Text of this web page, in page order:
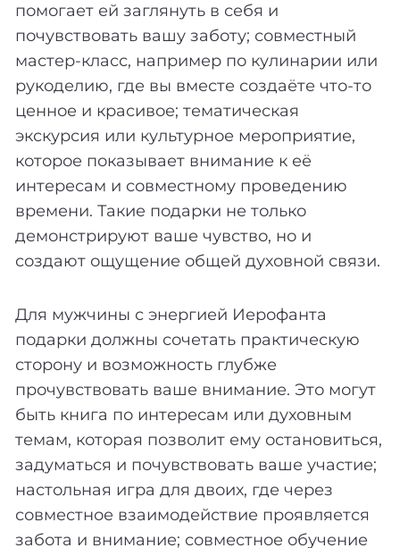
помогает ей заглянуть в себя и
почувствовать вашу заботу; совместный
мастер-класс, например по кулинарии или
рукоделию, где вы вместе создаёте что-то
ценное и красивое; тематическая
экскурсия или культурное мероприятие,
которое показывает внимание к её
интересам и совместному проведению
времени. Такие подарки не только
демонстрируют ваше чувство, но и
создают ощущение общей духовной связи.
Для мужчины с энергией Иерофанта
подарки должны сочетать практическую
сторону и возможность глубже
прочувствовать ваше внимание. Это могут
быть книга по интересам или духовным
темам, которая позволит ему остановиться,
задуматься и почувствовать ваше участие;
настольная игра для двоих, где через
совместное взаимодействие проявляется
забота и внимание; совместное обучение